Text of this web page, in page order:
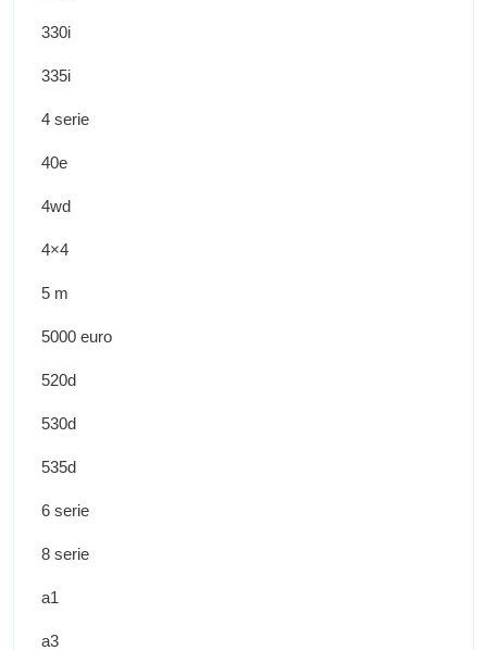
330i
335i
4 serie
40e
4wd
4×4
5 m
5000 euro
520d
530d
535d
6 serie
8 serie
a1
a3